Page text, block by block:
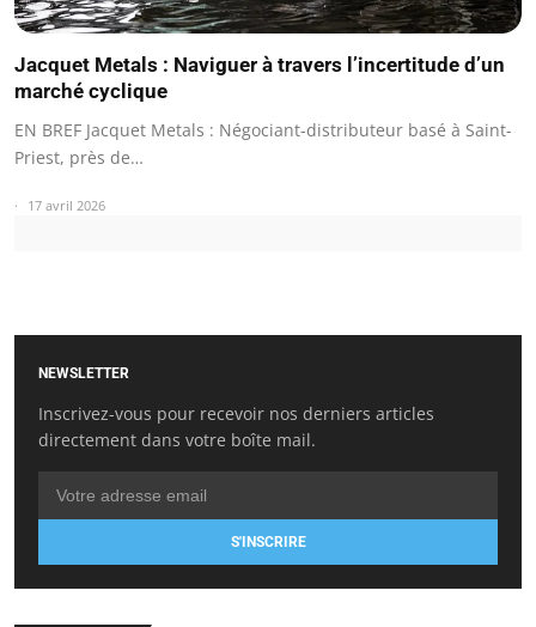
Jacquet Metals : Naviguer à travers l’incertitude d’un
marché cyclique
EN BREF Jacquet Metals : Négociant-distributeur basé à Saint-
Priest, près de…
17 avril 2026
NEWSLETTER
Inscrivez-vous pour recevoir nos derniers articles
directement dans votre boîte mail.
S'INSCRIRE